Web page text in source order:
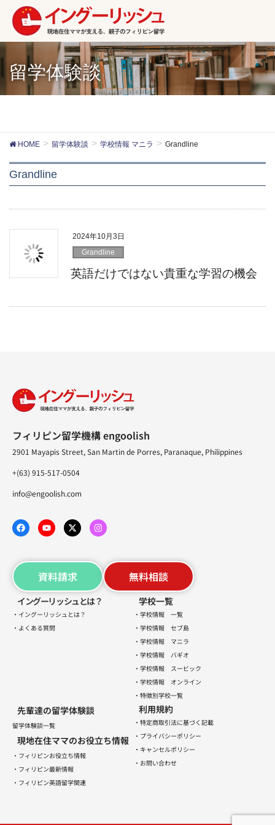
留学体験談
HOME 留学体験談 学校情報 マニラ Grandline
Grandline
2024年10月3日
Grandline
英語だけではない貴重な学習の機会
フィリピン留学機構 engoolish
2901 Mayapis Street, San Martin de Porres, Paranaque, Philippines
+(63) 915-517-0504
info@engoolish.com
資料請求 無料相談
イングーリッシュとは？
・イングーリッシュとは？
・よくある質問
学校一覧
・学校情報 一覧
・学校情報 セブ島
・学校情報 マニラ
・学校情報 バギオ
・学校情報 スービック
・学校情報 オンライン
・特徴別学校一覧
先輩達の留学体験談
留学体験談一覧
現地在住ママのお役立ち情報
・フィリピンお役立ち情報
・フィリピン最新情報
・フィリピン英語留学関連
利用規約
・特定商取引法に基づく記載
・プライバシーポリシー
・キャンセルポリシー
・お問い合わせ